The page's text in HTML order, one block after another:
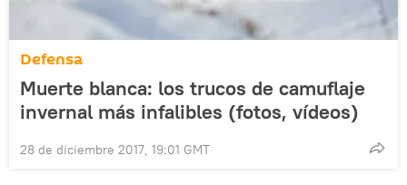
Defensa
Muerte blanca: los trucos de camuflaje
invernal más infalibles (fotos, vídeos)
28 de diciembre 2017, 19:01 GMT